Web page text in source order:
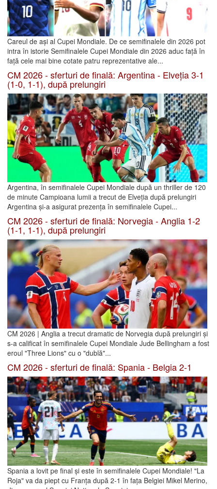
Careul de ași al Cupei Mondiale. De ce semifinalele din 2026 pot
intra în istorie Semifinalele Cupei Mondiale din 2026 aduc față în
față cele mai bine cotate patru reprezentative ale...
CM 2026 - sferturi de finală: Argentina - Elveția 3-1
(1-0, 1-1), după prelungiri
Argentina, în semifinalele Cupei Mondiale după un thriller de 120
de minute Campioana lumii a trecut de Elveția după prelungiri
Argentina și-a asigurat prezența în semifinalele Cupei...
CM 2026 - sferturi de finală: Norvegia - Anglia 1-2
(1-1, 1-1), după prelungiri
CM 2026 | Anglia a trecut dramatic de Norvegia după prelungiri și
s-a calificat în semifinalele Cupei Mondiale Jude Bellingham a fost
eroul "Three Lions" cu o "dublă"...
CM 2026 - sferturi de finală: Spania - Belgia 2-1
Spania a lovit pe final și este în semifinalele Cupei Mondiale! "La
Roja" va da piept cu Franța după 2-1 în fața Belgiei Mikel Merino,